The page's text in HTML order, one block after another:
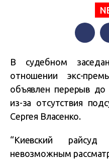
В судебном
отношении экс-
объявлен перерыв до
из-за отсутствия
Сергея Власенко.
“Киевский райсуд
невозможным